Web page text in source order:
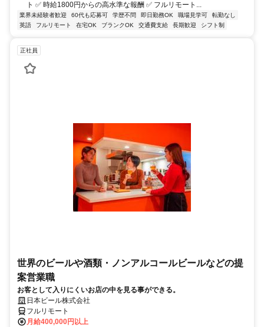
ト ✅ 時給1800円からの高水準な報酬 ✅ フルリモート...
業界未経験者歓迎 60代も応募可 学歴不問 即日勤務OK 職場見学可
転勤なし
英語
フルリモート 在宅OK ブランクOK 交通費支給 長期歓迎 シフト制
正社員
世界のビールや酒類・ノンアルコールビールなどの提
案営業職
お客として入りにくいお店の中を見る事ができる。
日本ビール株式会社
フルリモート
月給400,000円以上